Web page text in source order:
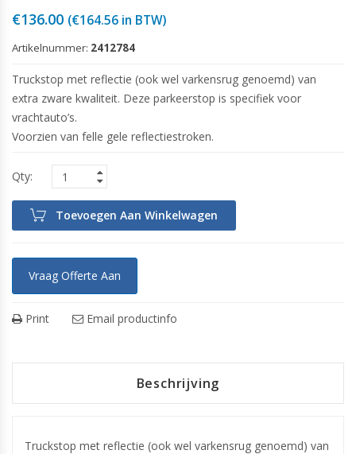
€136.00 (€164.56 in BTW)
Artikelnummer: 2412784
Truckstop met reflectie (ook wel varkensrug genoemd) van
extra zware kwaliteit. Deze parkeerstop is specifiek voor
vrachtauto’s.
Voorzien van felle gele reflectiestroken.
Toevoegen Aan Winkelwagen
Vraag Offerte Aan
Print Email productinfo
Beschrijving
Truckstop met reflectie (ook wel varkensrug genoemd) van